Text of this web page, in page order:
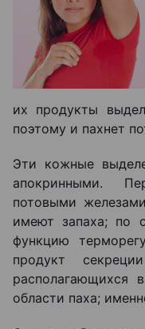
их продукты
поэтому и пахнет
Эти кожные
апокринными.
потовыми
имеют запаха; по
функцию
продукт
располагающихся
области паха;